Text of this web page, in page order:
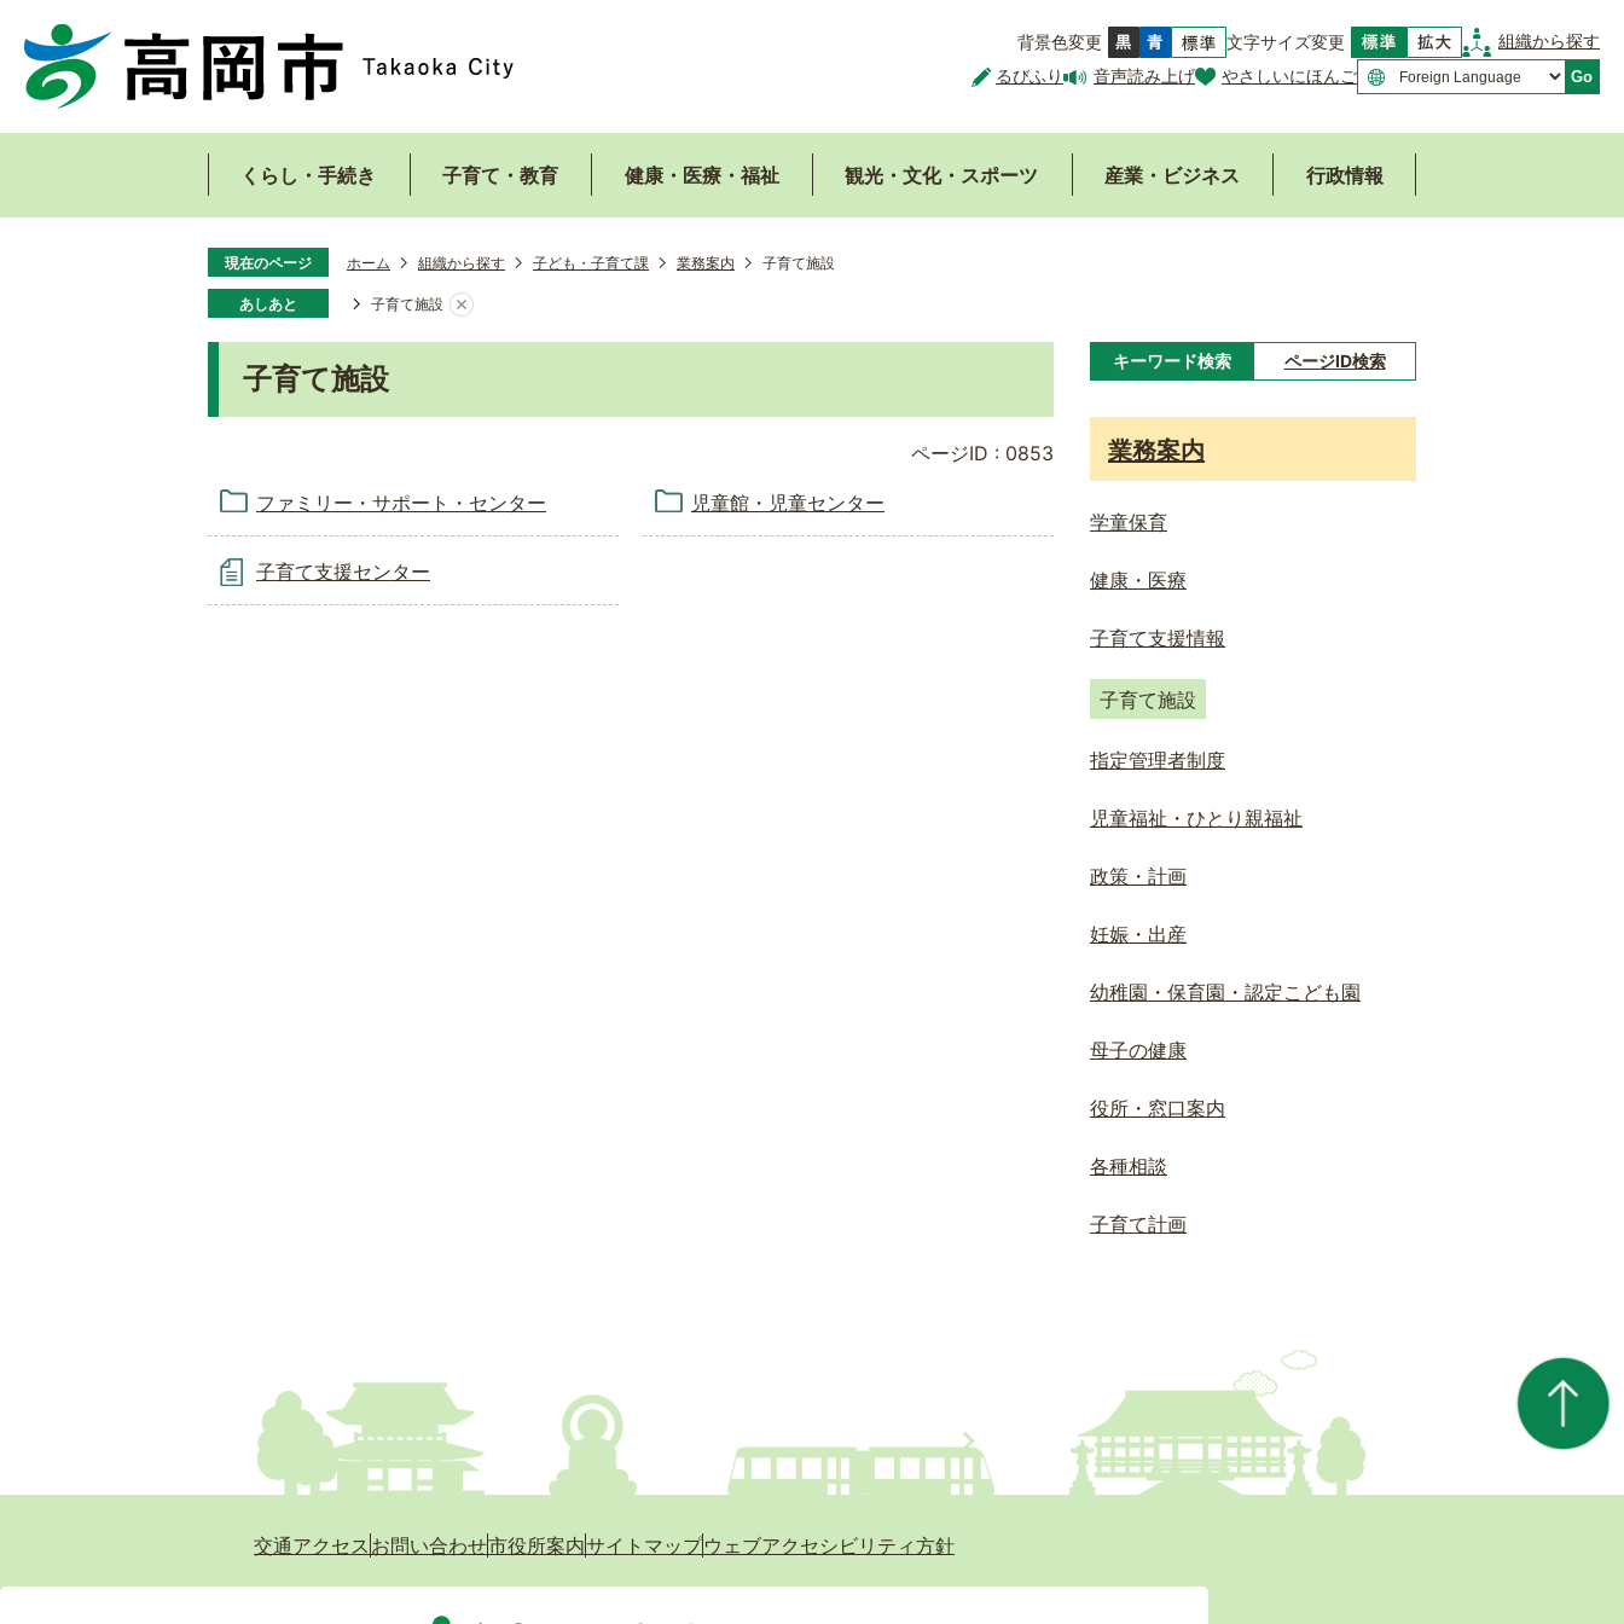
背景色変更 文字サイズ変更
組織から探す
るびふり
音声読み上げ やさしいにほんご Go
くらし・手続き 子育て・教育 健康・医療・福祉 観光・文化・スポーツ 産業・ビジネス 行政情報
現在のページ ホーム 組織から探す 子ども・子育て課 業務案内 子育て施設
あしあと 子育て施設
子育て施設
ページID : 0853
ファミリー・サポート・センター 児童館・児童センター
子育て支援センター
キーワード検索 ページID検索
ー
ワ
ー
検
業務案内
学童保育
健康・医療
子育て支援情報
子育て施設
指定管理者制度
児童福祉・ひとり親福祉
政策・計画
妊娠・出産
幼稚園・保育園・認定こども園
母子の健康
役所・窓口案内
各種相談
子育て計画
交通アクセス お問い合わせ市役所案内サイトマップウェブアクセシビリティ方針